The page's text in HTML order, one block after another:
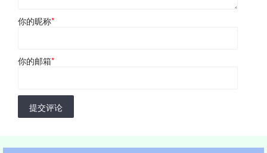
你的昵称*
你的邮箱*
提交评论